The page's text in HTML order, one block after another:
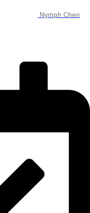
Nymph Chen